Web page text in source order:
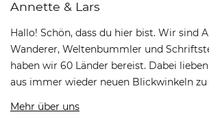
Annette & Lars
Hallo! Schön, dass du hier bist. Wir sind
Wanderer, Weltenbummler und
haben wir 60 Länder bereist. Dabei
aus immer wieder neuen Blickwinkeln
Mehr über uns